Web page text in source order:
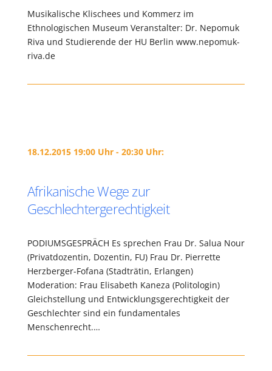
Musikalische Klischees und Kommerz im
Ethnologischen Museum Veranstalter: Dr. Nepomuk
Riva und Studierende der HU Berlin www.nepomuk-
riva.de
18.12.2015 19:00 Uhr - 20:30 Uhr:
Afrikanische Wege zur
Geschlechtergerechtigkeit
PODIUMSGESPRÄCH Es sprechen Frau Dr. Salua Nour
(Privatdozentin, Dozentin, FU) Frau Dr. Pierrette
Herzberger-Fofana (Stadträtin, Erlangen)
Moderation: Frau Elisabeth Kaneza (Politologin)
Gleichstellung und Entwicklungsgerechtigkeit der
Geschlechter sind ein fundamentales
Menschenrecht.…